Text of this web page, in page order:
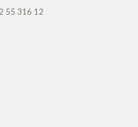
55 316 12